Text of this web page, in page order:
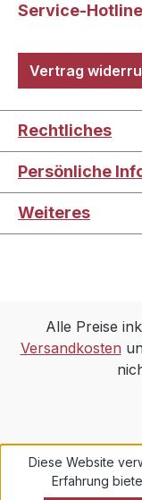
Service-Hotline
Vertrag
Rechtliches
Persönliche
Weiteres
Alle Preise
Versandkosten
Diese Website
Erfahrung